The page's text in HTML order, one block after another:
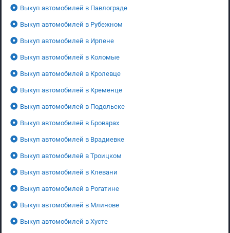
Выкуп автомобилей в Павлограде
Выкуп автомобилей в Рубежном
Выкуп автомобилей в Ирпене
Выкуп автомобилей в Коломые
Выкуп автомобилей в Кролевце
Выкуп автомобилей в Кременце
Выкуп автомобилей в Подольске
Выкуп автомобилей в Броварах
Выкуп автомобилей в Врадиевке
Выкуп автомобилей в Троицком
Выкуп автомобилей в Клевани
Выкуп автомобилей в Рогатине
Выкуп автомобилей в Млинове
Выкуп автомобилей в Хусте